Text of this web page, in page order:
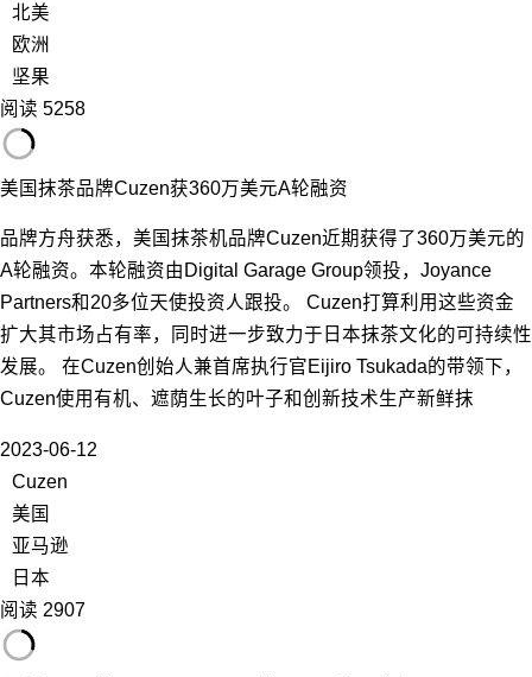
北美
欧洲
坚果
阅读 5258
美国抹茶品牌Cuzen获360万美元A轮融资
品牌方舟获悉，美国抹茶机品牌Cuzen近期获得了360万美元的
A轮融资。本轮融资由Digital Garage Group领投，Joyance
Partners和20多位天使投资人跟投。 Cuzen打算利用这些资金
扩大其市场占有率，同时进一步致力于日本抹茶文化的可持续性
发展。 在Cuzen创始人兼首席执行官Eijiro Tsukada的带领下，
Cuzen使用有机、遮荫生长的叶子和创新技术生产新鲜抹
2023-06-12
Cuzen
美国
亚马逊
日本
阅读 2907